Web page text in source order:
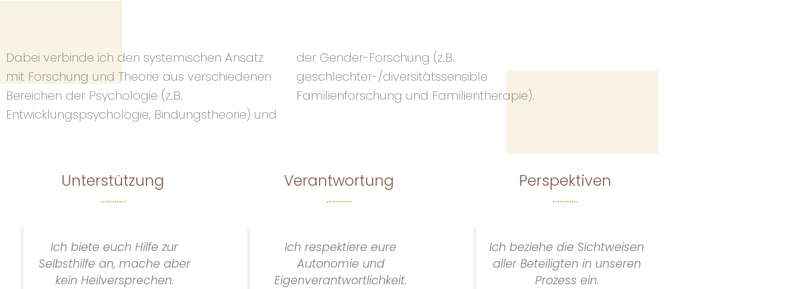
Dabei verbinde ich den systemischen Ansatz
mit Forschung und Theorie aus verschiedenen
Bereichen der Psychologie (z.B.
Entwicklungspsychologie, Bindungstheorie) und
der Gender-Forschung (z.B.
geschlechter-/diversitätssensible
Familienforschung und Familientherapie).
Unterstützung
Ich biete euch Hilfe zur
Selbsthilfe an, mache aber
kein Heilversprechen.
Verantwortung
Ich respektiere eure
Autonomie und
Eigenverantwortlichkeit.
Perspektiven
Ich beziehe die Sichtweisen
aller Beteiligten in unseren
Prozess ein.